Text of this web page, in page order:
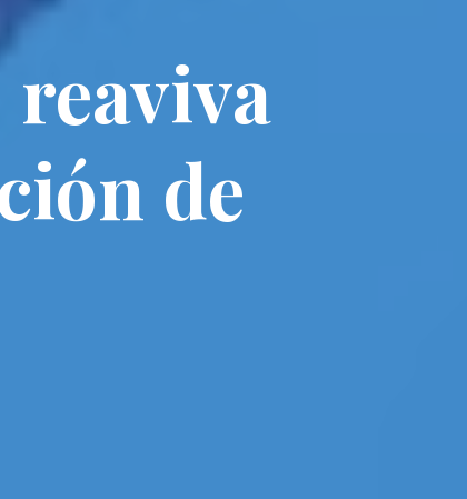
de